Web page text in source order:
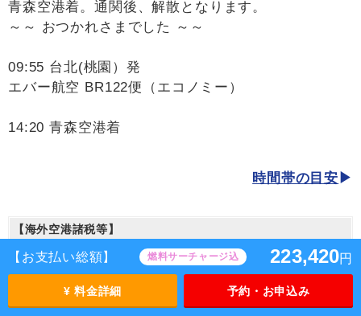
【お支払い総額】 燃料サーチャージ込 223,420円
¥ 料金詳細 予約・お申込み
青森空港着。通関後、解散となります。
～～ おつかれさまでした ～～
09:55 台北(桃園）発
エバー航空 BR122便（エコノミー）
14:20 青森空港着
時間帯の目安
【海外空港諸税等】
旅行代金に各国空港の旅客サービス施設使用料と空港税等は
含まれておりません。別途お支払いが必要となります。
大人（12歳以上）2,600円、子供（2歳以上12歳未満）2,600
円